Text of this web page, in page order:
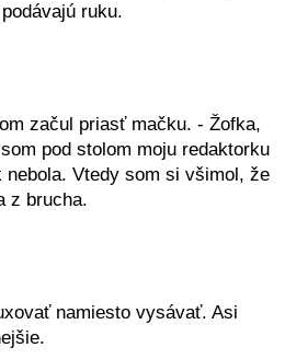
ruku.
začul priasť mačku. - Žofka,
pod stolom moju redaktorku
Vtedy som si všimol, že
z brucha.
namiesto vysávať. Asi